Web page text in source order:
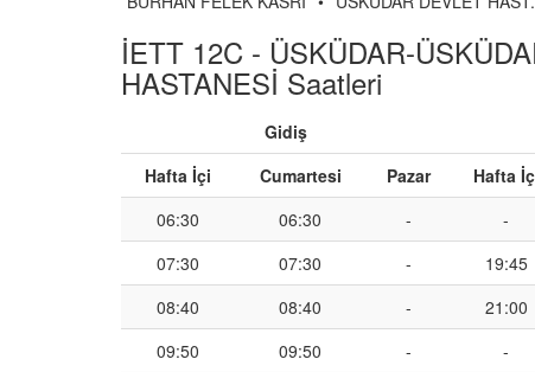
İETT 12C - ÜSKÜDAR-
HASTANESİ Saatleri
Gidiş
Hafta İçi
Cumartesi Pazar Hafta
06:30
06:30 - -
07:30
07:30 - 19:45
08:40
08:40 - 21:00
09:50
09:50 - -